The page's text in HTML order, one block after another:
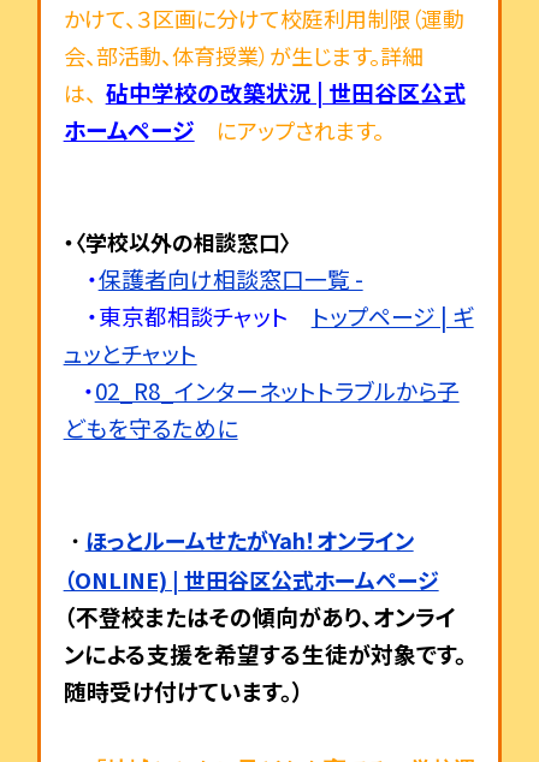
かけて、３区画に分けて校庭利用制限（運動
会、部活動、体育授業）が生じます。詳細
は、 砧中学校の改築状況 | 世田谷区公式
ホームページ
にアップされます。
・〈学校以外の相談窓口〉
・保護者向け相談窓口一覧 -
・東京都相談チャット
トップページ | ギ
ュッとチャット
・02_R8_インターネットトラブルから子
どもを守るために
・ ほっとルームせたがYah！オンライン
（ONLINE) | 世田谷区公式ホームページ
（不登校またはその傾向があり、オンライ
ンによる支援を希望する生徒が対象です。
随時受け付けています。）